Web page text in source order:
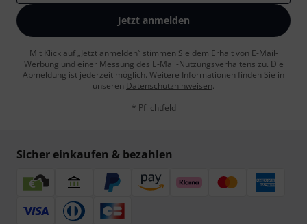
Jetzt anmelden
Mit Klick auf „Jetzt anmelden“ stimmen Sie dem Erhalt von E-Mail-
Werbung und einer Messung des E-Mail-Nutzungsverhaltens zu. Die
Abmeldung ist jederzeit möglich. Weitere Informationen finden Sie in
unseren Datenschutzhinweisen.
* Pflichtfeld
Sicher einkaufen & bezahlen